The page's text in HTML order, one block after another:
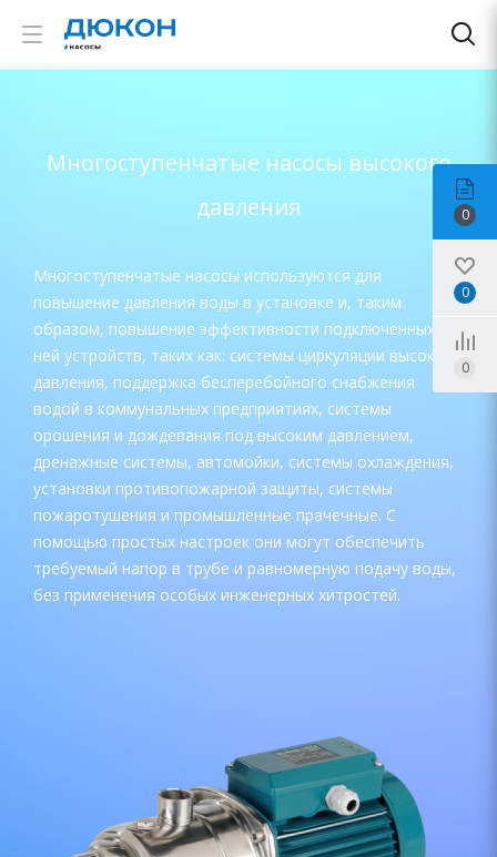
Многоступенчатые насосы высокого
давления
Многоступенчатые насосы используются для
повышение давления воды в установке и, таким
образом, повышение эффективности подключенных к
ней устройств, таких как: системы циркуляции высокого
давления, поддержка бесперебойного снабжения
водой в коммунальных предприятиях, системы
орошения и дождевания под высоким давлением,
дренажные системы, автомойки, системы охлаждения,
установки противопожарной защиты, системы
пожаротушения и промышленные прачечные. С
помощью простых настроек они могут обеспечить
требуемый напор в трубе и равномерную подачу воды,
без применения особых инженерных хитростей.
0
0
0